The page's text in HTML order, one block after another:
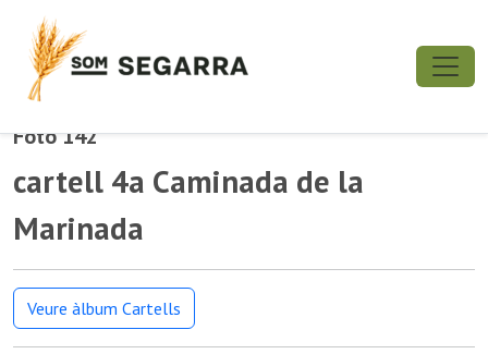
Foto 142
cartell 4a Caminada de la
Marinada
Veure àlbum Cartells